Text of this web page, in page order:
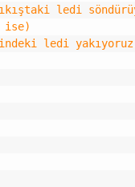
ledi
ise)
ledi